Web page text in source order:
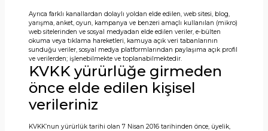
Ayrıca farklı kanallardan dolaylı yoldan elde edilen, web sitesi, blog,
yarışma, anket, oyun, kampanya ve benzeri amaçlı kullanılan (mikro)
web sitelerinden ve sosyal medyadan elde edilen veriler, e-bülten
okuma veya tıklama hareketleri, kamuya açık veri tabanlarının
sunduğu veriler, sosyal medya platformlarından paylaşıma açık profil
ve verilerden; işlenebilmekte ve toplanabilmektedir.
KVKK yürürlüğe girmeden
önce elde edilen kişisel
verileriniz
KVKK’nun yürürlük tarihi olan 7 Nisan 2016 tarihinden önce, üyelik,